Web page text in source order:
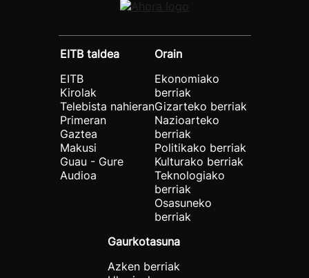
EITB taldea
EITB
Kirolak
Telebista nahieran
Primeran
Gaztea
Makusi
Guau - Gure
Audioa
Orain
Ekonomiako
berriak
Gizarteko berriak
Nazioarteko
berriak
Politikako berriak
Kulturako berriak
Teknologiako
berriak
Osasuneko
berriak
Gaurkotasuna
Azken berriak